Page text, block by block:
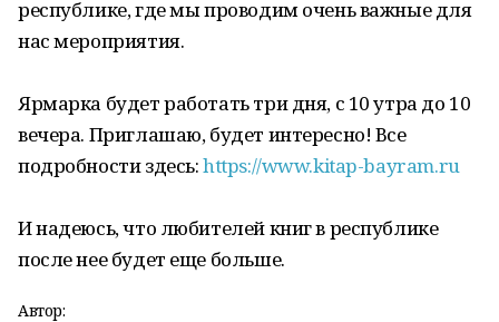
республике, где мы проводим очень важные для
нас мероприятия.
Ярмарка будет работать три дня, с 10 утра до 10
вечера. Приглашаю, будет интересно! Все
подробности здесь:https://www.kitap-bayram.ru
И надеюсь, что любителей книг в республике
после нее будет еще больше.
Автор: